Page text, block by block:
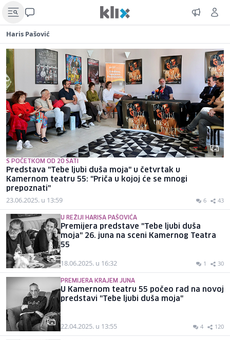
Haris Pašović
S POČETKOM OD 20 SATI
Predstava "Tebe ljubi duša moja" u četvrtak u
Kamernom teatru 55: "Priča u kojoj će se mnogi
prepoznati"
23.06.2025. u 13:59 6 43
U REŽIJI HARISA PAŠOVIĆA
Premijera predstave "Tebe ljubi duša
moja" 26. juna na sceni Kamernog Teatra
55
18.06.2025. u 16:32 1 30
PREMIJERA KRAJEM JUNA
U Kamernom teatru 55 počeo rad na novoj
predstavi "Tebe ljubi duša moja"
22.04.2025. u 13:55 4 120